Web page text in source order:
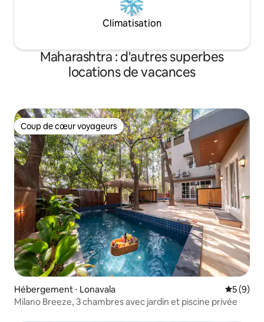
Climatisation
Maharashtra : d'autres superbes
locations de vacances
Coup de cœur voyageurs
Coup de cœur voyageurs
Hébergement ⋅ Lonavala
5 (9)
Milano Breeze, 3 chambres avec jardin et piscine privée